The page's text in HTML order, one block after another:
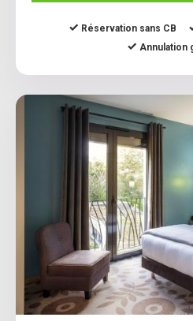
Réservation sans CB
Annulation